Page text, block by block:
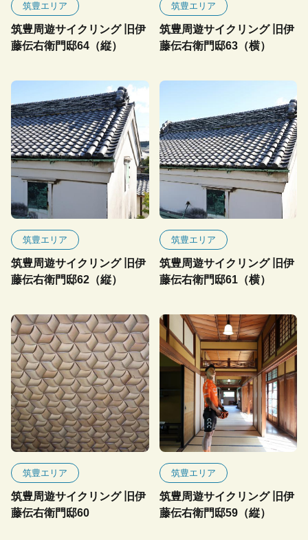
筑豊エリア
筑豊周遊サイクリング 旧伊
藤伝右衛門邸64（縦）
筑豊エリア
筑豊周遊サイクリング 旧伊
藤伝右衛門邸63（横）
筑豊エリア
筑豊周遊サイクリング 旧伊
藤伝右衛門邸62（縦）
筑豊エリア
筑豊周遊サイクリング 旧伊
藤伝右衛門邸61（横）
筑豊エリア
筑豊周遊サイクリング 旧伊
藤伝右衛門邸60
筑豊エリア
筑豊周遊サイクリング 旧伊
藤伝右衛門邸59（縦）